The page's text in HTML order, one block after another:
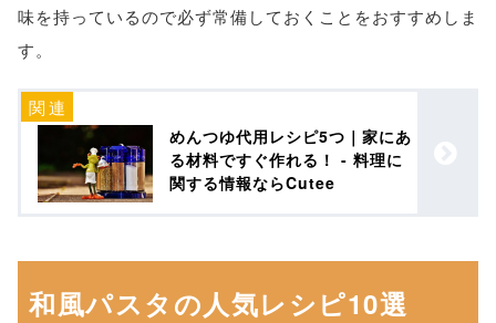
味を持っているので必ず常備しておくことをおすすめしま
す。
めんつゆ代用レシピ5つ｜家にあ
る材料ですぐ作れる！ - 料理に
関する情報ならCutee
和風パスタの人気レシピ10選